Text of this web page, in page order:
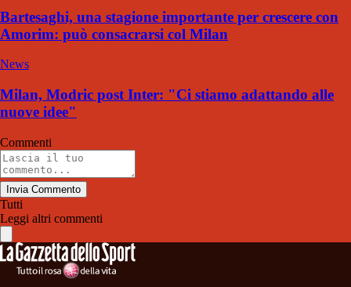
Bartesaghi, una stagione importante per crescere con
Amorim: può consacrarsi col Milan
News
Milan, Modric post Inter: "Ci stiamo adattando alle
nuove idee"
Commenti
Invia Commento
Tutti
Leggi altri commenti